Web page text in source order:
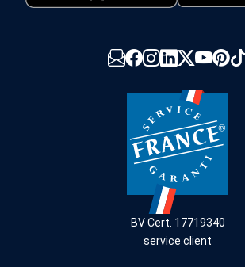
BV Cert. 17719340
service client